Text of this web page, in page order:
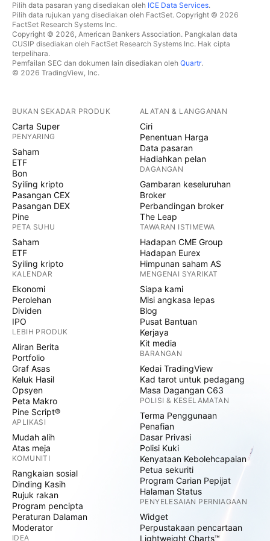
Pilih data pasaran yang disediakan oleh ICE Data Services.
Pilih data rujukan yang disediakan oleh FactSet. Copyright © 2026
FactSet Research Systems Inc.
Copyright © 2026, American Bankers Association. Pangkalan data
CUSIP disediakan oleh FactSet Research Systems Inc. Hak cipta
terpelihara.
Pemfailan SEC dan dokumen lain disediakan oleh Quartr.
© 2026 TradingView, Inc.
BUKAN SEKADAR PRODUK
Carta Super
PENYARING
Saham
ETF
Bon
Syiling kripto
Pasangan CEX
Pasangan DEX
Pine
PETA SUHU
Saham
ETF
Syiling kripto
KALENDAR
Ekonomi
Perolehan
Dividen
IPO
LEBIH PRODUK
Aliran Berita
Portfolio
Graf Asas
Keluk Hasil
Opsyen
Peta Makro
Pine Script®
APLIKASI
Mudah alih
Atas meja
KOMUNITI
Rangkaian sosial
Dinding Kasih
Rujuk rakan
Program pencipta
Peraturan Dalaman
Moderator
IDEA
ALATAN & LANGGANAN
Ciri
Penentuan Harga
Data pasaran
Hadiahkan pelan
DAGANGAN
Gambaran keseluruhan
Broker
Perbandingan broker
The Leap
TAWARAN ISTIMEWA
Hadapan CME Group
Hadapan Eurex
Himpunan saham AS
MENGENAI SYARIKAT
Siapa kami
Misi angkasa lepas
Blog
Pusat Bantuan
Kerjaya
Kit media
BARANGAN
Kedai TradingView
Kad tarot untuk pedagang
Masa Dagangan C63
POLISI & KESELAMATAN
Terma Penggunaan
Penafian
Dasar Privasi
Polisi Kuki
Kenyataan Kebolehcapaian
Petua sekuriti
Program Carian Pepijat
Halaman Status
PENYELESAIAN PERNIAGAAN
Widget
Perpustakaan pencartaan
Lightweight Charts™